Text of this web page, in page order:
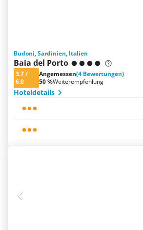
Budoni, Sardinien, Italien
Baia del Porto
3.7/
6.0
Angemessen(4 Bewertungen)
50 %Weiterempfehlung
Hoteldetails